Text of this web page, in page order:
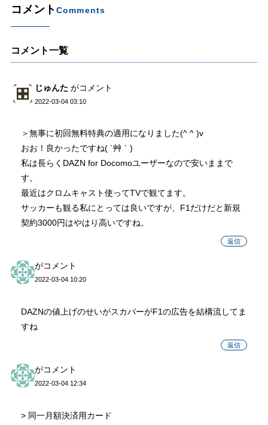
コメントComments
コメント一覧
じゅんた がコメント
2022-03-04 03:10
＞無事に初回無料特典の適用になりました(^ ^ )v
おお！良かったですね( ´艸｀)
私は長らくDAZN for Docomoユーザーなので安いままで
す。
最近はクロムキャスト使ってTVで観てます。
サッカーも観る私にとっては良いですが、F1だけだと新規
契約3000円はやはり高いですね。
返信
がコメント
2022-03-04 10:20
DAZNの値上げのせいがスカパーがF1の広告を結構流してま
すね
返信
がコメント
2022-03-04 12:34
> 同一月額決済用カード